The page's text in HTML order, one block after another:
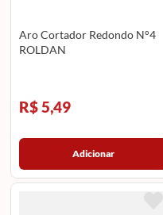
Aro Cortador Redondo N°4
ROLDAN
R$ 5,49
Adicionar